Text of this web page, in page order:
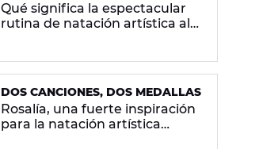
Qué significa la espectacular
rutina de natación artística al
DOS CANCIONES, DOS MEDALLAS
Rosalía, una fuerte inspiración
para la natación artística